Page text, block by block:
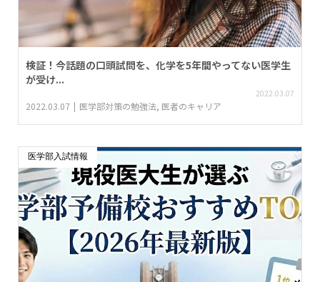
検証！今話題の口頭試問を、化学を5年間やってない医学生
が受け...
2022.03.07
2022.03.07 医学部対策の勉強法, 医者のキャリア
医学部入試情報